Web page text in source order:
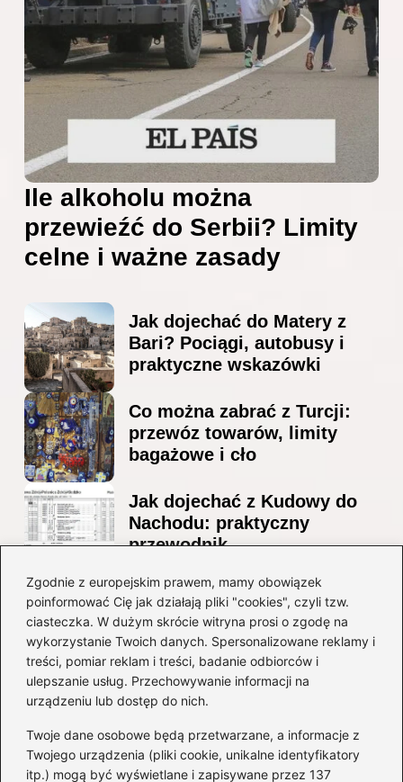
Zgodnie z europejskim prawem, mamy obowiązek
poinformować Cię jak działają pliki "cookies", czyli tzw.
ciasteczka. W dużym skrócie witryna prosi o zgodę na
wykorzystanie Twoich danych. Spersonalizowane reklamy i
treści, pomiar reklam i treści, badanie odbiorców i
ulepszanie usług. Przechowywanie informacji na
urządzeniu lub dostęp do nich.
Twoje dane osobowe będą przetwarzane, a informacje z
Twojego urządzenia (pliki cookie, unikalne identyfikatory
itp.) mogą być wyświetlane i zapisywane przez 137
Ile alkoholu można
przewieźć do Serbii? Limity
celne i ważne zasady
Jak dojechać do Matery z
Bari? Pociągi, autobusy i
praktyczne wskazówki
Co można zabrać z Turcji:
przewóz towarów, limity
bagażowe i cło
Jak dojechać z Kudowy do
Nachodu: praktyczny
przewodnik
Ile alkoholu można
przewieźć z Albanii?
Przewodnik po przepisach i
ograniczeniach
Kategorie
Ciekawostki(8)
Kultura i tradycje(10)